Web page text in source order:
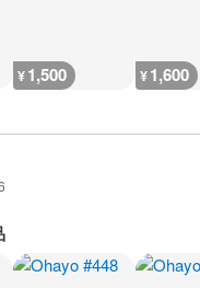
¥1,500 ¥1,600